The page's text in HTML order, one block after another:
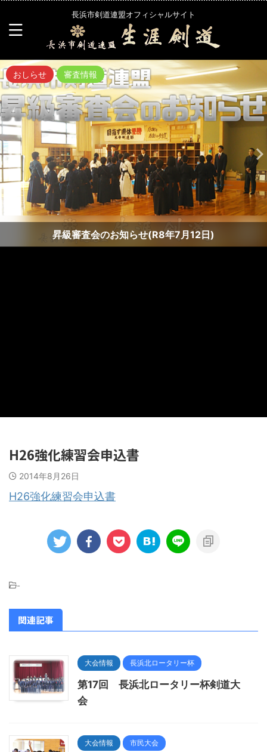
長浜市剣道連盟オフィシャルサイト
おしらせ 審査情報
昇級審査会のお知らせ(R8年7月12日)
H26強化練習会申込書
2014年8月26日
H26強化練習会申込書
-
関連記事
大会情報 長浜北ロータリー杯
第17回 長浜北ロータリー杯剣道大
会
大会情報 市民大会